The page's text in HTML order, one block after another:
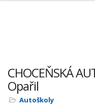
CHOCEŇSKÁ
Opařil
Autoškoly